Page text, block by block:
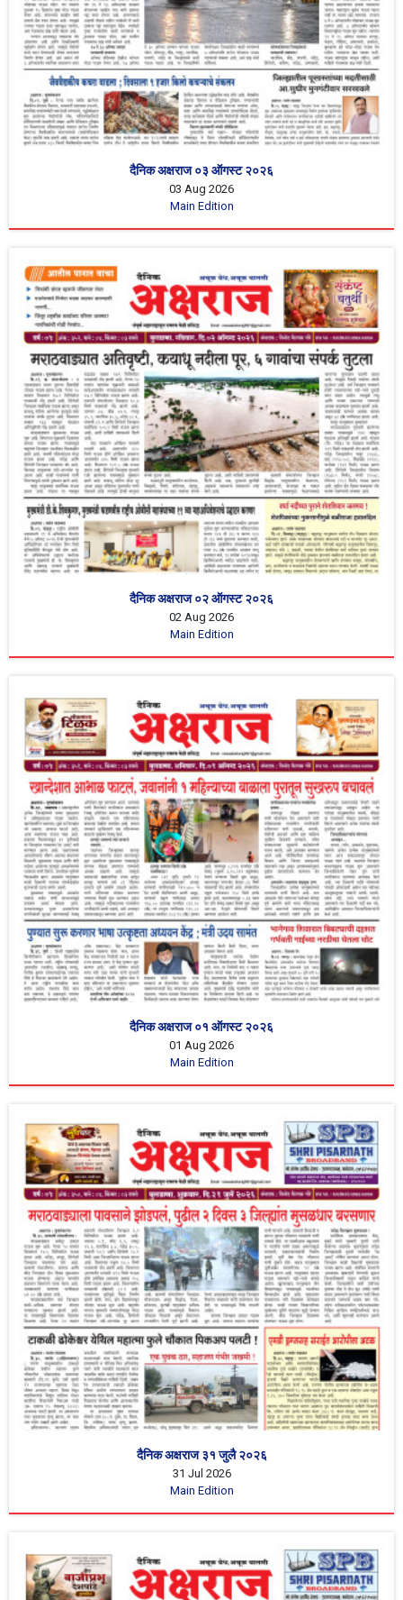
दैनिक अक्षराज ०३ ऑगस्ट २०२६
03 Aug 2026
Main Edition
दैनिक अक्षराज ०२ ऑगस्ट २०२६
02 Aug 2026
Main Edition
दैनिक अक्षराज ०१ ऑगस्ट २०२६
01 Aug 2026
Main Edition
दैनिक अक्षराज ३१ जुलै २०२६
31 Jul 2026
Main Edition